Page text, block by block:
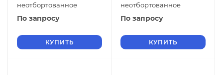
неотбортованное
По запросу
КУПИТЬ
неотбортованное
По запросу
КУПИТЬ